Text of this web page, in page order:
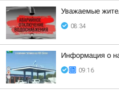
Уважаемые
08:34
Информация о
09:16